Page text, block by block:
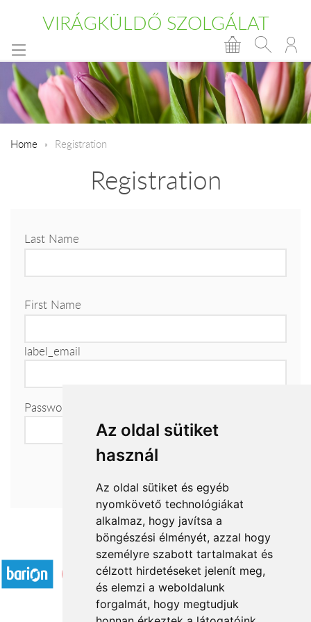
Az oldal sütiket
használ
Az oldal sütiket és egyéb
nyomkövető technológiákat
alkalmaz, hogy javítsa a
böngészési élményét, azzal hogy
személyre szabott tartalmakat és
célzott hirdetéseket jelenít meg,
és elemzi a weboldalunk
forgalmát, hogy megtudjuk
VIRÁGKÜLDŐ SZOLGÁLAT
Home Registration
Registration
Last Name
First Name
label_email
Password
Accepted payment methods